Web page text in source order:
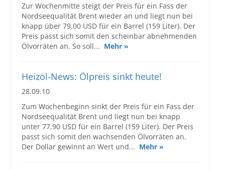
Marktinformationen
Wunschpreis Benachrichtigung
Großbestellungen
Produkte
Service
Händler
Zur Wochenmitte steigt der Preis für ein Fass der
Nordseequalität Brent wieder an und liegt nun bei
knapp über 79,00 USD für ein Barrel (159 Liter). Der
Preis passt sich somit den scheinbar abnehmenden
Ölvorräten an. So soll... Mehr »
Heizöl-News: Ölpreis sinkt heute!
28.09.10
Zum Wochenbeginn sinkt der Preis für ein Fass der
Nordseequalität Brent und liegt nun bei knapp
unter 77,90 USD für ein Barrel (159 Liter). Der Preis
passt sich somit den wachsenden Ölvorräten an.
Der Dollar gewinnt an Wert und... Mehr »